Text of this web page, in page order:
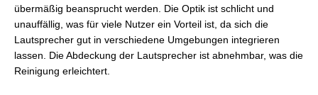
übermäßig beansprucht werden. Die Optik ist schlicht und
unauffällig, was für viele Nutzer ein Vorteil ist, da sich die
Lautsprecher gut in verschiedene Umgebungen integrieren
lassen. Die Abdeckung der Lautsprecher ist abnehmbar, was die
Reinigung erleichtert.